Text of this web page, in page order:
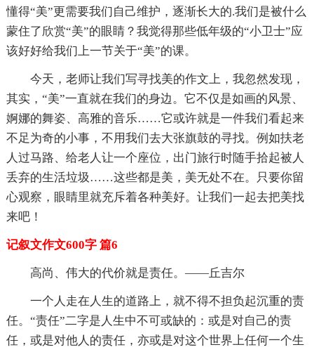
懂得“美”更需要我们自己维护，逐渐长大的.我们是被什么
蒙住了欣赏“美”的眼睛？我觉得那些低年级的“小卫士”应
该好好给我们上一节关于“美”的课。
今天，老师让我们写寻找美的作文上，我忽然发现，
其实，“美”一直就在我们的身边。它不仅是如画的风景、
婀娜的舞姿、高雅的音乐……它或许就是一件我们看起来
不足为奇的小事，不用我们去大张旗鼓的寻找。例如扶老
人过马路、给老人让一个座位，出门旅行时随手拾起被人
丢弃的生活垃圾……这些都是美，美无处不在。只要你留
心观察，眼睛里就充斥着各种美好。让我们一起去把美找
来吧！
记叙文作文600字 篇6
高尚、伟大的代价就是责任。——丘吉尔
一个人走在人生的道路上，就不得不担负起沉重的责
任。“责任”二字是人生中不可或缺的：或是对自己的责
任，或是对他人的责任，亦或是对这个世界上任何一个生